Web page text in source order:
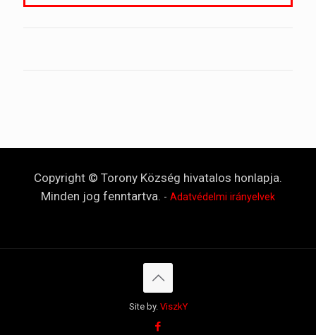
Copyright © Torony Község hivatalos honlapja.
Minden jog fenntartva. - Adatvédelmi irányelvek
Site by. ViszkY